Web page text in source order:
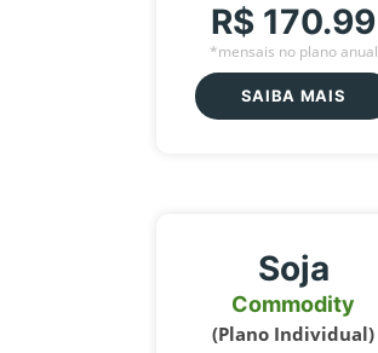
R$ 170.99
*mensais no plano anual
SAIBA MAIS
Soja
Commodity
(Plano Individual)